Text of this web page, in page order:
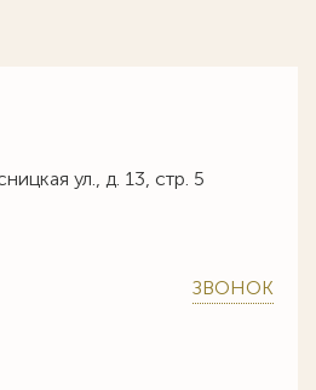
ул., д. 13, стр. 5
ЗВОНОК